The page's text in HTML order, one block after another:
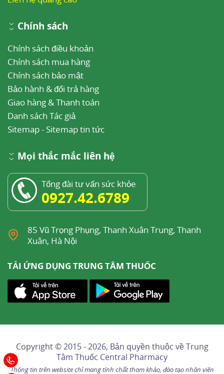
Chính sách
Chính sách điều khoản
Chính sách mua hàng
Chính sách bảo mật
Bảo hành & đổi trả hàng
Giao hàng & Thanh toán
Danh sách Tác giả
Sitemap- Sitemap tin tức
Mọi thắc mắc liên hệ
Tổng đài tư vấn sức khỏe
0927.42.6789
85 Vũ Trọng Phụng, Thanh Xuân Trung, Thanh
Xuân, Hà Nội
TẢI ỨNG DỤNG TRUNG TÂM THUỐC
Copyright © 2015 - 2026, Bản quyền thuộc vềTrung
Tâm Thuốc Central Pharmacy
Thông tin trên website chỉ mang tính chất tham khảo, đào tạo nhân viên